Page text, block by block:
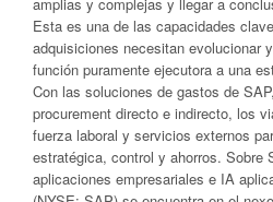
Esta es una de las capacidades
adquisiciones necesitan evolucionar
función puramente ejecutora a una
Con las soluciones de gastos de
procurement directo e indirecto, los
fuerza laboral y servicios externos
estratégica, control y ahorros. Sobre
aplicaciones empresariales e IA